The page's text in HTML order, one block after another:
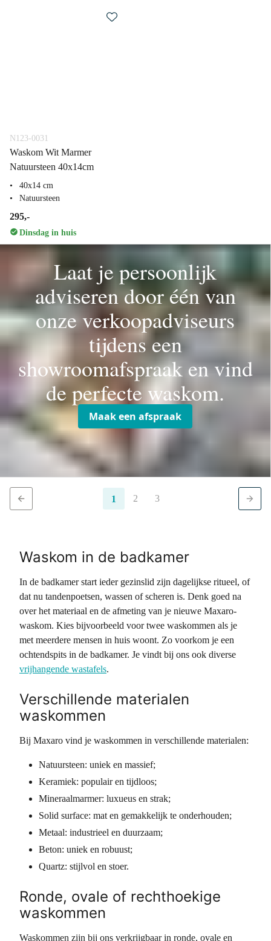
N123-0031
Waskom Wit Marmer
Natuursteen 40x14cm
40x14 cm
Natuursteen
295,-
Dinsdag in huis
Laat je persoonlijk
adviseren door één van
onze verkoopadviseurs
tijdens een
showroomafspraak en vind
de perfecte waskom.
Maak een afspraak
1 2 3
Waskom in de badkamer
In de badkamer start ieder gezinslid zijn dagelijkse ritueel, of
dat nu tandenpoetsen, wassen of scheren is. Denk goed na
over het materiaal en de afmeting van je nieuwe Maxaro-
waskom. Kies bijvoorbeeld voor twee waskommen als je
met meerdere mensen in huis woont. Zo voorkom je een
ochtendspits in de badkamer. Je vindt bij ons ook diverse
vrijhangende wastafels.
Verschillende materialen
waskommen
Bij Maxaro vind je waskommen in verschillende materialen:
Natuursteen: uniek en massief;
Keramiek: populair en tijdloos;
Mineraalmarmer: luxueus en strak;
Solid surface: mat en gemakkelijk te onderhouden;
Metaal: industrieel en duurzaam;
Beton: uniek en robuust;
Quartz: stijlvol en stoer.
Ronde, ovale of rechthoekige
waskommen
Waskommen zijn bij ons verkrijgbaar in ronde, ovale en